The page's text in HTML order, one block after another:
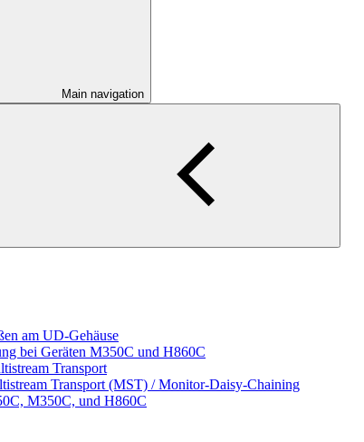
Main navigation
am UD-Gehäuse
bei Geräten M350C und H860C
Transport
Transport (MST) / Monitor-Daisy-Chaining
M350C, und H860C